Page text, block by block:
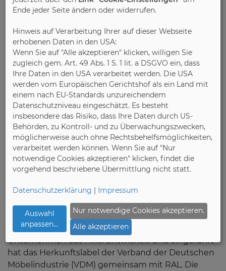
das „Goldene M“ fortwährend eine zuverlässige
„Unser RAL Gütezeichen ist der umfassendste
Nachweis über Möbelqualität in Europa. Die Firma
PRIESS hat es sich verdient, dass wir sie damit
auszeichnen und diesen Verdienst für den
Endverbraucher deutlich sichtbar machen“, so
Winning.
Über das „Goldene M“ hinaus wurde die Friedrich
Priess GmbH & Co. KG jetzt außerdem mit dem
neuen geografischen Herkunftsgewährzeichen
„Möbel Made in Germany“ ausgezeichnet. „Möbel
Made in Germany“ bedeutet gemäß der RAL-
Qualitätsprüfung in Deutschland stattfinden.
Zudem muss der für die Qualität relevante
Herstellungsprozess überwiegend in Deutschland
erfolgen – eine reine Formsache für das
Unternehmen aus Hille. Entwickelt und eingeführt
hat das Herkunftslabel der Verband der Deutschen
Möbelindustrie (VDM) gemeinsam mit RAL. Die
Ende jeder Seite ändern oder widerrufen.
Hinweis auf Verarbeitung Ihrer auf dieser Webseite
erhobenen Daten in den USA:
Wenn Sie auf "Alle akzeptieren" klicken, willigen Sie
zugleich gem. Art. 49 Abs. 1 S. 1 lit. a DSGVO ein, dass
Ihre Daten in den USA verarbeitet werden. Die USA
werden vom Europäischen Gerichtshof als ein Land mit
einem nach EU-Standards unzureichendem
Datenschutzniveau eingeschätzt. Es besteht
insbesondere das Risiko, dass Ihre Daten durch US-
Behörden, zu Kontroll- und zu Überwachungszwecken,
möglicherweise auch ohne Rechtsbehelfsmöglichkeiten,
verarbeitet werden können. Wenn Sie auf "Nur
notwendige Cookies akzeptieren" klicken, findet die
vorgehend beschriebene Übermittlung nicht statt.
Datenschutzerklärung | Impressum
Auswahl
anpassen...
Nur notwendige Cookies akzeptieren.
Alle akzeptieren